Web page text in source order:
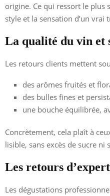
origine. Ce qui ressort le plus
style et la sensation d’un vrai
La qualité du vin et
Les retours clients mettent
des arômes fruités et
des bulles fines et
une bouche équilibrée,
Concrètement, cela plaît à
lisible, sans excès de sucre ni
Les retours
Les dégustations